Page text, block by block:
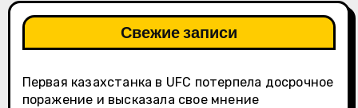
Свежие записи
Первая казахстанка в UFC потерпела досрочное
поражение и высказала свое мнение